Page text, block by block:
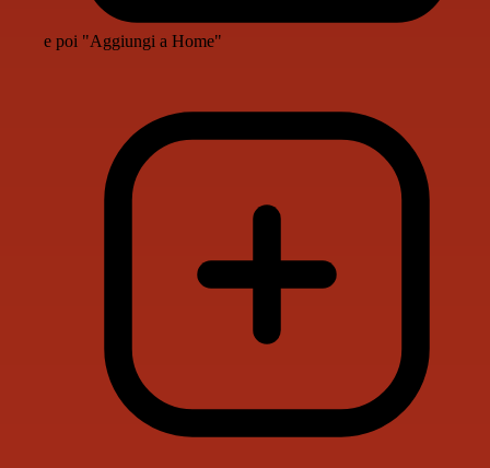
e poi "Aggiungi a Home"